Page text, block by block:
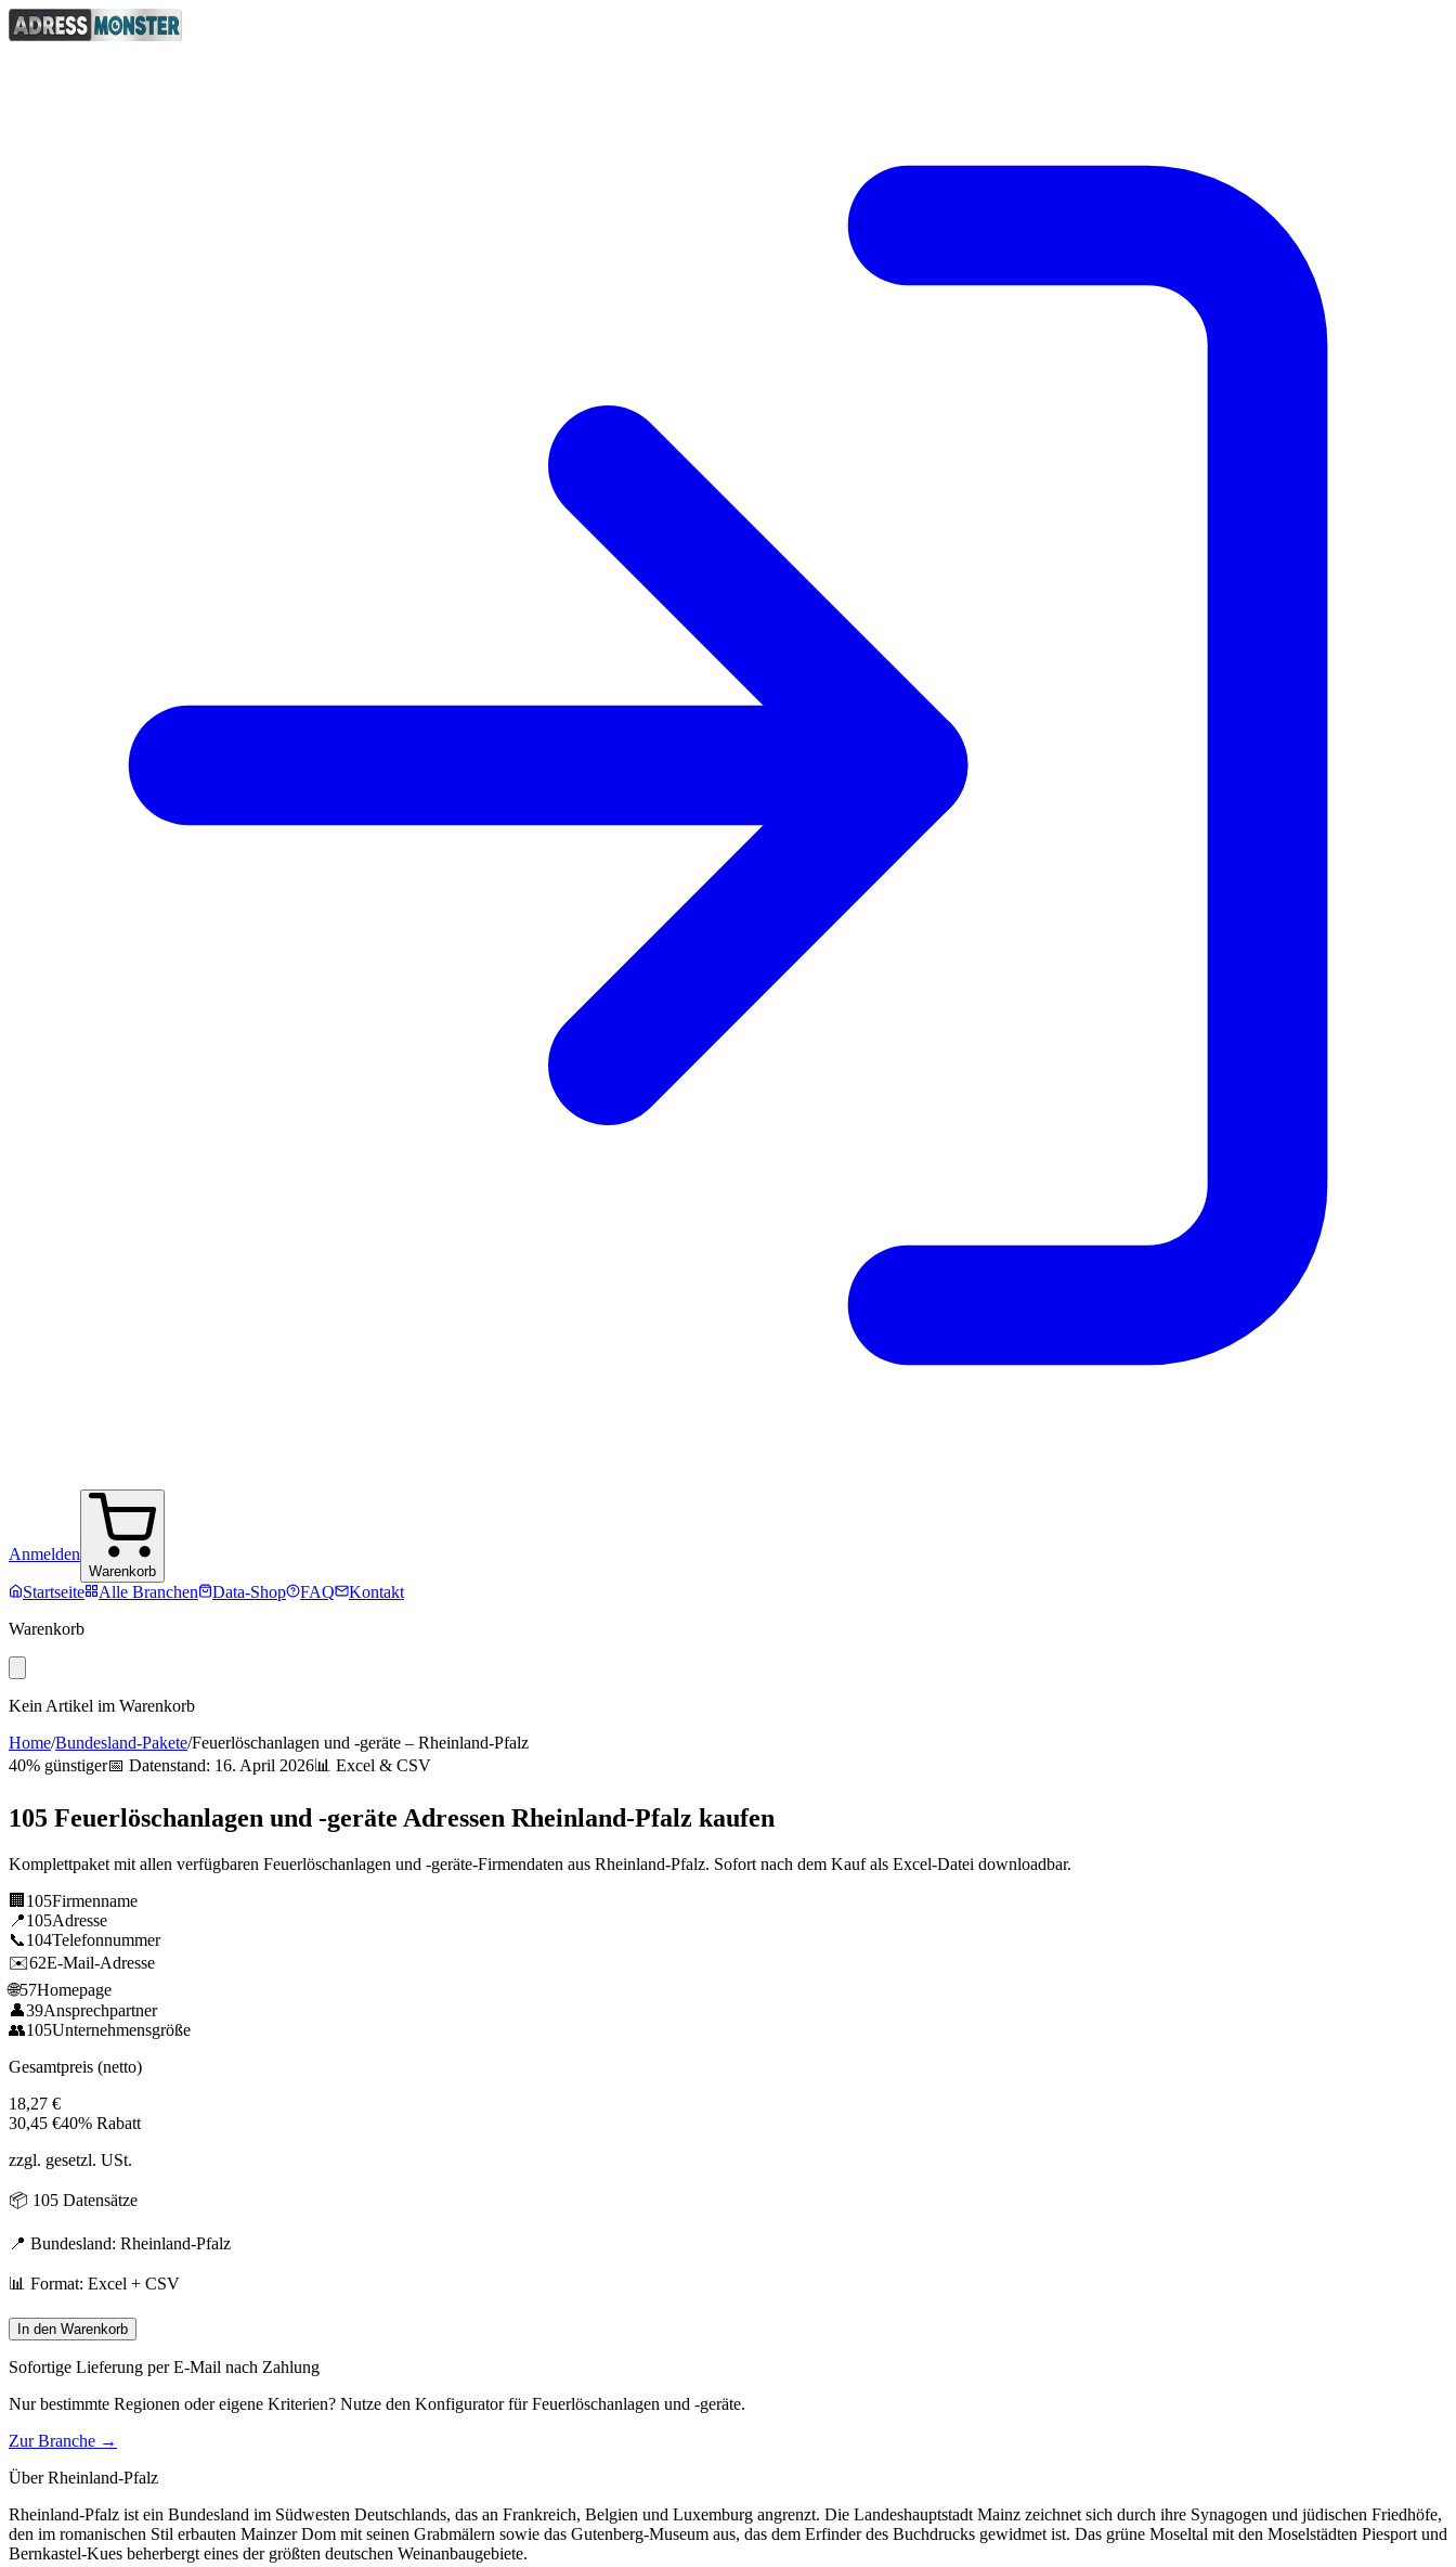
Anmelden
Warenkorb
Startseite Alle Branchen Data-Shop FAQ
Kontakt
Warenkorb
Kein Artikel im Warenkorb
Home/Bundesland-Pakete/Feuerlöschanlagen und -geräte – Rheinland-Pfalz
40% günstiger📅 Datenstand: 16. April 2026📊 Excel & CSV
105 Feuerlöschanlagen und -geräte Adressen Rheinland-Pfalz kaufen
Komplettpaket mit allen verfügbaren Feuerlöschanlagen und -geräte-Firmendaten aus Rheinland-Pfalz. Sofort nach dem Kauf als Excel-Datei downloadbar.
🏢 105Firmenname
📍105Adresse
📞104Telefonnummer
✉️62E-Mail-Adresse
🌐57Homepage
👤39Ansprechpartner
👥105Unternehmensgröße
Gesamtpreis (netto)
18,27 €
30,45 €40% Rabatt
zzgl. gesetzl. USt.
📦 105 Datensätze
📍 Bundesland: Rheinland-Pfalz
📊 Format: Excel + CSV
In den Warenkorb
Sofortige Lieferung per E-Mail nach Zahlung
Nur bestimmte Regionen oder eigene Kriterien? Nutze den Konfigurator fürFeuerlöschanlagen und -geräte.
Zur Branche →
ÜberRheinland-Pfalz
Rheinland-Pfalz ist ein Bundesland im Südwesten Deutschlands, das an Frankreich, Belgien und Luxemburg angrenzt. Die Landeshauptstadt Mainz zeichnet sich durch ihre Synagogen und jüdischen Friedhöfe,
den im romanischen Stil erbauten Mainzer Dom mit seinen Grabmälern sowie das Gutenberg-Museum aus, das dem Erfinder des Buchdrucks gewidmet ist. Das grüne Moseltal mit den Moselstädten Piesport und
Bernkastel-Kues beherbergt eines der größten deutschen Weinanbaugebiete.